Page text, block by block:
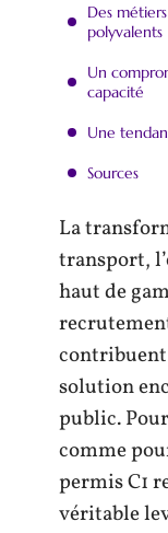
Des
polyvalents
Un
capacité
Une
Sources
La
transport,
haut de
solution
public.
comme
permis C1
véritable